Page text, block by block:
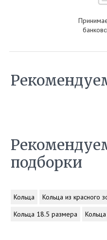
подборки
Кольца Кольца из красного
Кольца 18.5 размера